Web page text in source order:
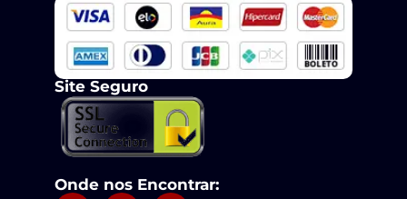
Site Seguro
Onde nos Encontrar: